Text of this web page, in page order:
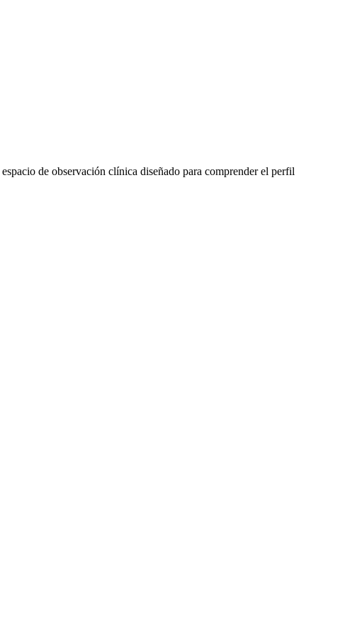
de observación clínica diseñado para comprender el perfil